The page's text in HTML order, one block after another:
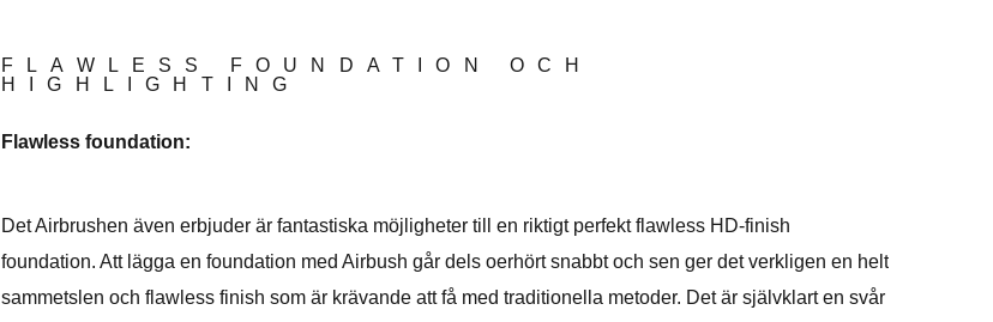
FLAWLESS FOUNDATION OCH
HIGHLIGHTING
Flawless foundation:
Det Airbrushen även erbjuder är fantastiska möjligheter till en riktigt perfekt flawless HD-finish
foundation. Att lägga en foundation med Airbush går dels oerhört snabbt och sen ger det verkligen en helt
sammetslen och flawless finish som är krävande att få med traditionella metoder. Det är självklart en svår